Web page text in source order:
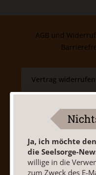
AGB und
Vertrag widerrufen
Ja, ich möchte
die Seelsorge-
willige in die
zum Zweck des E-